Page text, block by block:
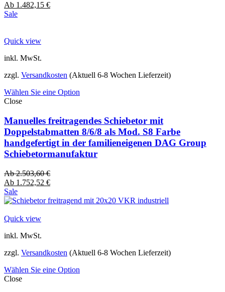
Ab 1.482,15 €
Sale
Quick view
inkl. MwSt.
zzgl. Versandkosten (Aktuell 6-8 Wochen Lieferzeit)
Wählen Sie eine Option
Close
Manuelles freitragendes Schiebetor mit
Doppelstabmatten 8/6/8 als Mod. S8 Farbe
handgefertigt in der familieneigenen DAG Group
Schiebetormanufaktur
Ab2.503,60€
Ab 1.752,52 €
Sale
Quick view
inkl. MwSt.
zzgl. Versandkosten (Aktuell 6-8 Wochen Lieferzeit)
Wählen Sie eine Option
Close